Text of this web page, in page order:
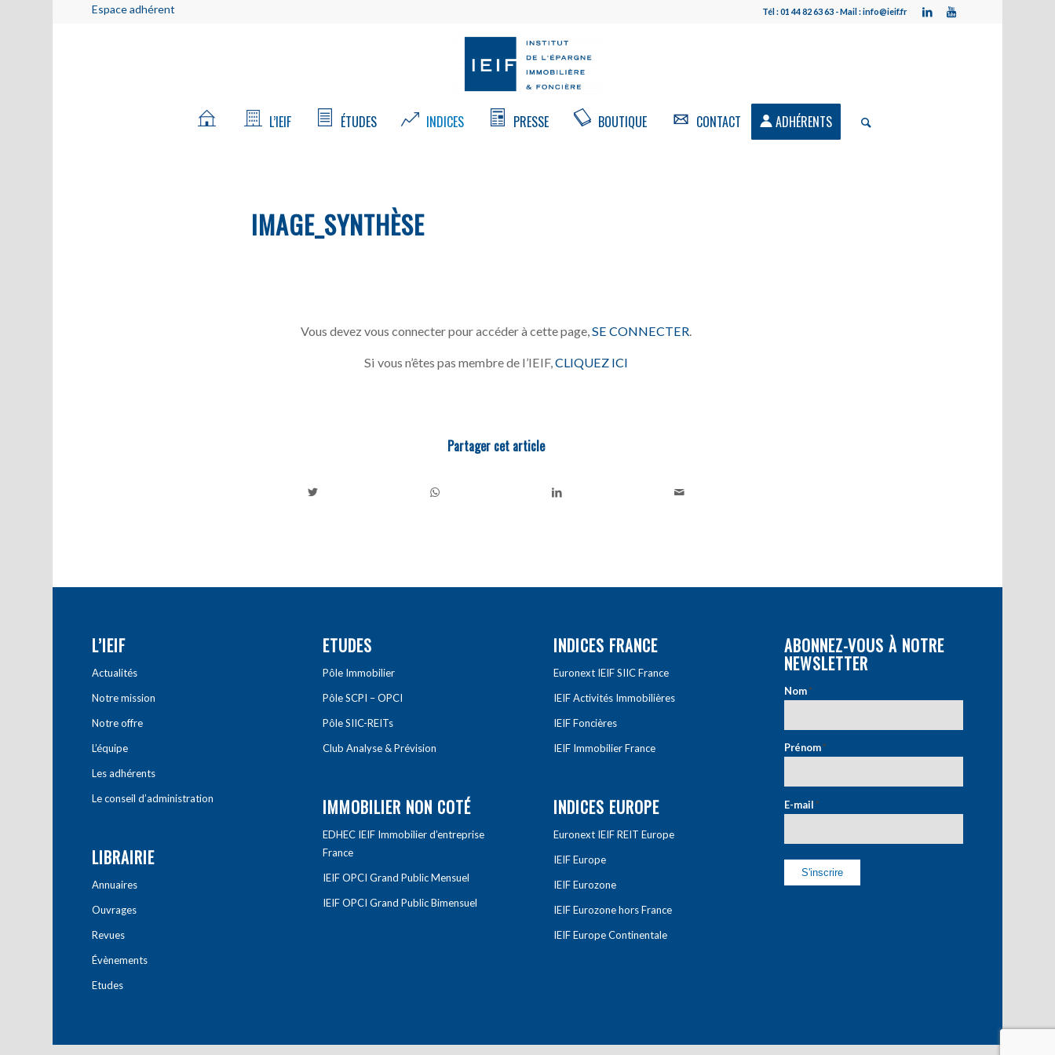
Espace adhérent Tél : 01 44 82 63 63 - Mail : info@ieif.fr
L’IEIF ÉTUDES INDICES PRESSE BOUTIQUE CONTACT ADHÉRENTS
IMAGE_SYNTHÈSE
Vous devez vous connecter pour accéder à cette page, SE CONNECTER
Si vous n’êtes pas membre de l’IEIF,CLIQUEZ ICI
Partager cet article
L’IEIF
Actualités
Notre mission
Notre offre
L’équipe
Les adhérents
Le conseil d’administration
LIBRAIRIE
Annuaires
Ouvrages
Revues
Évènements
Etudes
ETUDES
Pôle Immobilier
Pôle SCPI – OPCI
Pôle SIIC-REITs
Club Analyse & Prévision
IMMOBILIER NON COTÉ
EDHEC IEIF Immobilier d’entreprise
France
IEIF OPCI Grand Public Mensuel
IEIF OPCI Grand Public Bimensuel
INDICES FRANCE
Euronext IEIF SIIC France
IEIF Activités Immobilières
IEIF Foncières
IEIF Immobilier France
INDICES EUROPE
Euronext IEIF REIT Europe
IEIF Europe
IEIF Eurozone
IEIF Eurozone hors France
IEIF Europe Continentale
ABONNEZ-VOUS À NOTRE
NEWSLETTER
Nom*
Prénom*
E-mail*